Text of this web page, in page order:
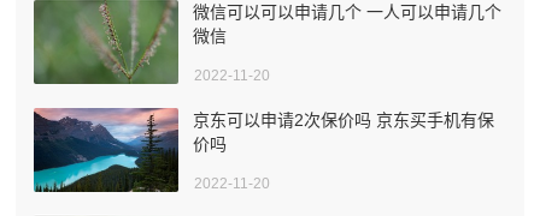
微信可以可以申请几个 一人可以申请几个
微信
2022-11-20
京东可以申请2次保价吗 京东买手机有保
价吗
2022-11-20